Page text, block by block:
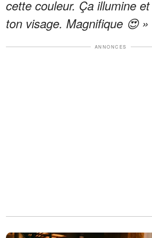
cette couleur. Ça illumine
ton visage. Magnifique 😍 »
ANNONCES